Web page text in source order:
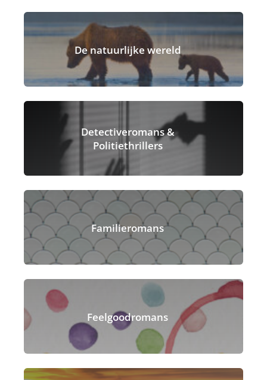
De natuurlijke wereld
Detectiveromans &
Politiethrillers
Familieromans
Feelgoodromans